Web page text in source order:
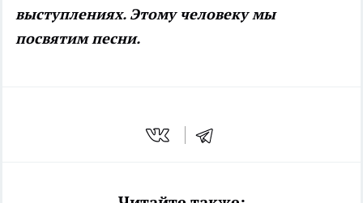
выступлениях. Этому человеку мы
посвятим песни.